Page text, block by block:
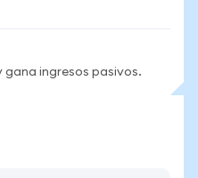
ingresos pasivos.